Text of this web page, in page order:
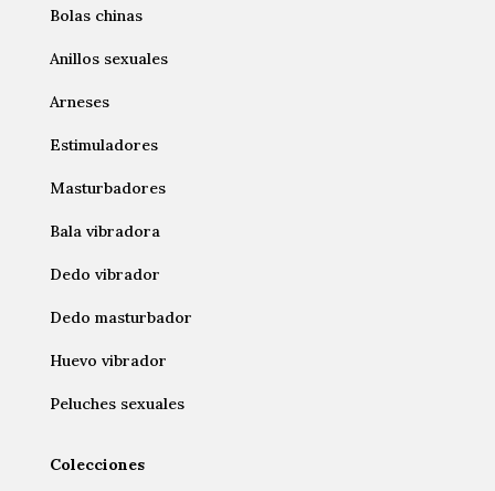
Bolas chinas
Anillos sexuales
Arneses
Estimuladores
Masturbadores
Bala vibradora
Dedo vibrador
Dedo masturbador
Huevo vibrador
Peluches sexuales
Colecciones